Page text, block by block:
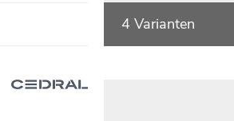
4 Varianten